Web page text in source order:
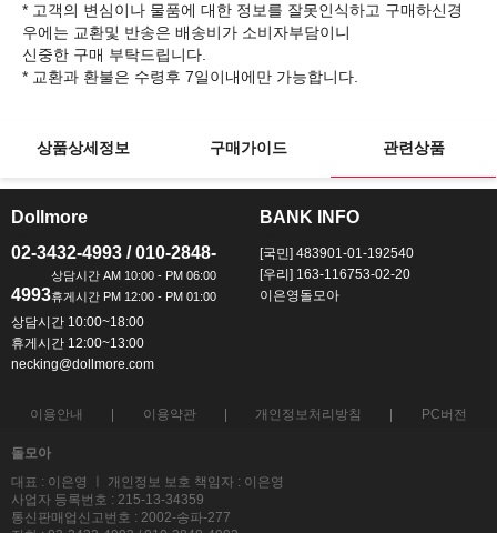
* 고객의 변심이나 물품에 대한 정보를 잘못인식하고 구매하신경
우에는 교환및 반송은 배송비가 소비자부담이니
신중한 구매 부탁드립니다.
상품상세정보 구매가이드 관련상품
Dollmore
02-3432-4993 / 010-2848-
4993
상담시간 10:00~18:00
휴게시간 12:00~13:00
necking@dollmore.com
BANK INFO
[국민] 483901-01-192540
[우리] 163-116753-02-20
이은영돌모아
이용안내 이용약관 개인정보처리방침 PC버전
돌모아
대표 : 이은영 ㅣ 개인정보 보호 책임자 : 이은영
사업자 등록번호 : 215-13-34359
통신판매업신고번호 : 2002-송파-277